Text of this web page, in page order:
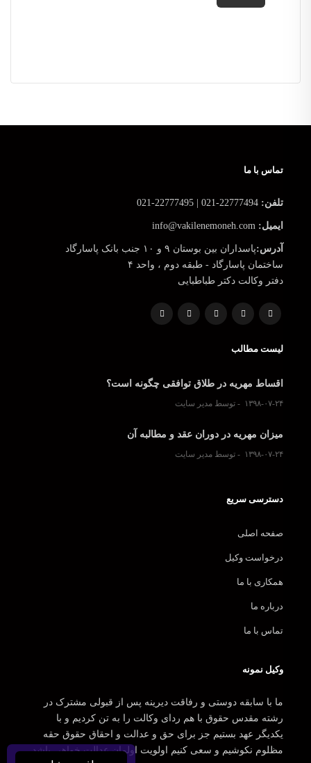
تماس با ما
تلفن:
ایمیل:
آدرس:پاسداران بین بوستان ۹ و ۱۰ جنب بانک پاسارگاد
ساختمان پاسارگاد - طبقه دوم ، واحد ۴
دفتر وکالت دکتر طباطبایی
لیست مطالب
اقساط مهریه در طلاق توافقی چگونه است؟
۱۳۹۸-۰۷-۲۴ توسط مدیر سایت
میزان مهریه در دوران عقد و مطالبه آن
۱۳۹۸-۰۷-۲۴ توسط مدیر سایت
دسترسی سریع
صفحه اصلی
درخواست وکیل
همکاری با ما
درباره ما
تماس با ما
وکیل نمونه
ما با سابقه دوستی و رفاقت دیرینه پس از قبولی مشترک در
رشته مقدس حقوق با هم ردای وکالت را به تن کردیم و با
یکدیگر عهد بستیم جز برای حق و عدالت و احقاق حقوق حقه
مظلوم نکوشیم و سعی کنیم اولویت اولمان عدالت خواهی باشد.